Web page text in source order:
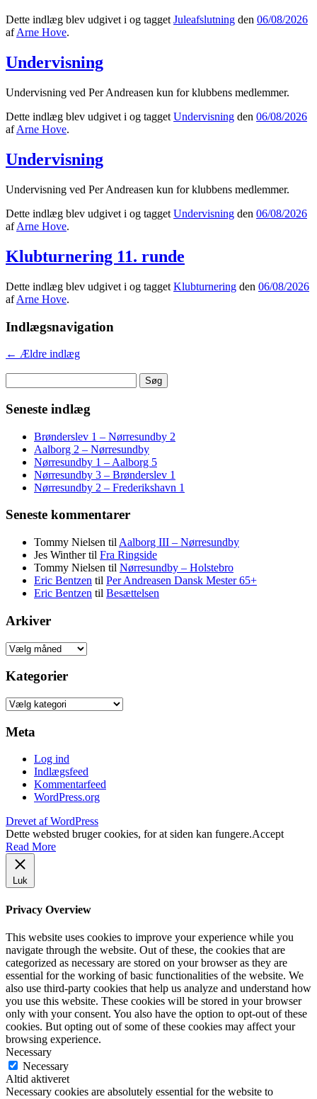
Dette indlæg blev udgivet i og taggetJuleafslutning den 06/08/2026
afArne Hove.
Undervisning
Undervisning ved Per Andreasen kun for klubbens medlemmer.
Dette indlæg blev udgivet i og tagget Undervisning den 06/08/2026
afArne Hove.
Undervisning
Undervisning ved Per Andreasen kun for klubbens medlemmer.
Dette indlæg blev udgivet i og tagget Undervisning den 06/08/2026
afArne Hove.
Klubturnering 11. runde
Dette indlæg blev udgivet i og tagget Klubturnering den 06/08/2026
afArne Hove.
Indlægsnavigation
← Ældre indlæg
efter:
Seneste indlæg
Brønderslev 1 – Nørresundby 2
Aalborg 2 – Nørresundby
Nørresundby 1 – Aalborg 5
Nørresundby 3 – Brønderslev 1
Nørresundby 2 – Frederikshavn 1
Seneste kommentarer
Tommy Nielsen til Aalborg III – Nørresundby
Jes Winthertil Fra Ringside
Tommy Nielsen til Nørresundby – Holstebro
Eric Bentzen til Per Andreasen Dansk Mester 65+
Eric Bentzen til Besættelsen
Arkiver
Arkiver
Kategorier
Kategorier
Meta
Log ind
Indlægsfeed
Kommentarfeed
WordPress.org
Drevet af WordPress
Dette websted bruger cookies, for at siden kan fungere.Accept
Read More
Luk
Privacy Overview
This website uses cookies to improve your experience while you
navigate through the website. Out of these, the cookies that are
categorized as necessary are stored on your browser as they are
essential for the working of basic functionalities of the website. We
also use third-party cookies that help us analyze and understand how
you use this website. These cookies will be stored in your browser
only with your consent. You also have the option to opt-out of these
cookies. But opting out of some of these cookies may affect your
browsing experience.
Necessary
Necessary
Altid aktiveret
Necessary cookies are absolutely essential for the website to